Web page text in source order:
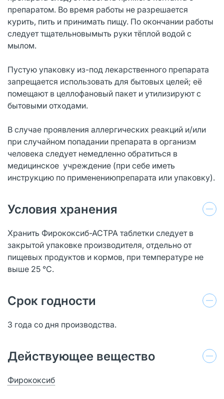
препаратом. Во время работы не разрешается
курить, пить и принимать пищу. По окончании работы
следует тщательновымыть руки тёплой водой с
мылом.
Пустую упаковку из-под лекарственного препарата
запрещается использовать для бытовых целей; её
помещают в целлофановый пакет и утилизируют с
бытовыми отходами.
В случае проявления аллергических реакций и/или
при случайном попадании препарата в организм
человека следует немедленно обратиться в
медицинское учреждение (при себе иметь
инструкцию по применениюпрепарата или упаковку).
Условия хранения
Хранить Фирококсиб-АСТРА таблетки следует в
закрытой упаковке производителя, отдельно от
пищевых продуктов и кормов, при температуре не
выше 25 °С.
Срок годности
3 года со дня производства.
Действующее вещество
Фирококсиб